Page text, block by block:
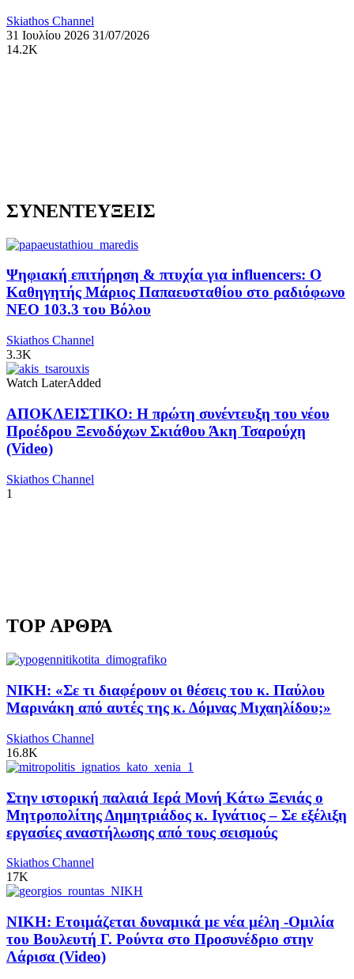
Skiathos Channel
31 Ιουλίου 2026 31/07/2026
14.2K
ΣΥΝΕΝΤΕΥΞΕΙΣ
Ψηφιακή επιτήρηση & πτυχία για influencers: Ο
Καθηγητής Μάριος Παπαευσταθίου στο ραδιόφωνο
NEO 103.3 του Βόλου
Skiathos Channel
3.3K
Watch LaterAdded
ΑΠΟΚΛΕΙΣΤΙΚΟ: Η πρώτη συνέντευξη του νέου
Προέδρου Ξενοδόχων Σκιάθου Άκη Τσαρούχη
(Video)
Skiathos Channel
1
TOP ΑΡΘΡΑ
ΝΙΚΗ: «Σε τι διαφέρουν οι θέσεις του κ. Παύλου
Μαρινάκη από αυτές της κ. Δόμνας Μιχαηλίδου;»
Skiathos Channel
16.8K
Στην ιστορική παλαιά Ιερά Μονή Κάτω Ξενιάς ο
Μητροπολίτης Δημητριάδος κ. Ιγνάτιος – Σε εξέλιξη
εργασίες αναστήλωσης από τους σεισμούς
Skiathos Channel
17K
ΝΙΚΗ: Ετοιμάζεται δυναμικά με νέα μέλη -Ομιλία
του Βουλευτή Γ. Ρούντα στο Προσυνέδριο στην
Λάρισα (Video)